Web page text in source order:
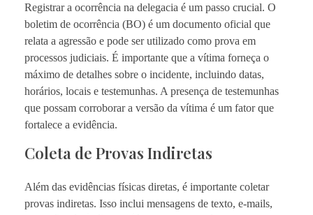
Registrar a ocorrência na delegacia é um passo crucial. O
boletim de ocorrência (BO) é um documento oficial que
relata a agressão e pode ser utilizado como prova em
processos judiciais. É importante que a vítima forneça o
máximo de detalhes sobre o incidente, incluindo datas,
horários, locais e testemunhas. A presença de testemunhas
que possam corroborar a versão da vítima é um fator que
fortalece a evidência.
Coleta de Provas Indiretas
Além das evidências físicas diretas, é importante coletar
provas indiretas. Isso inclui mensagens de texto, e-mails,